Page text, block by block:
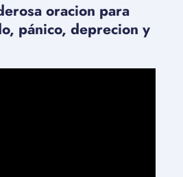
oracion para
pánico, deprecion y